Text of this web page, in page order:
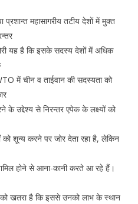
प्रशान्त महासागरीय तटीय देशों में मुक्त
यह है कि इसके सदस्य देशों में अधिक
में चीन व ताईवान की सदस्यता को
के उद्देश्य से निरन्तर एपेक के लक्ष्यों को
शून्य करने पर जोर देता रहा है, लेकिन
होने से आना-कानी करते आ रहे हैं।
खतरा है कि इससे उनको लाभ के स्थान